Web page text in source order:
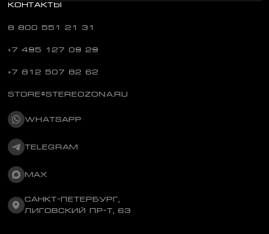
КОНТАКТЫ
8 800 551 21 31
+7 495 127 09 29
+7 812 507 82 62
STORE@STEREOZONA.RU
WHATSAPP
TELEGRAM
MAX
САНКТ-ПЕТЕРБУРГ,
ЛИГОВСКИЙ ПР-Т, 63